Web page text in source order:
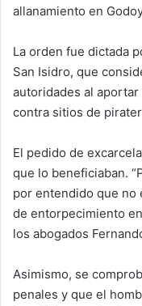
allanamiento en
La orden fue dictada
San Isidro, que
autoridades al
contra sitios de
El pedido de
que lo beneficiaban.
por entendido que no
de entorpecimiento
los abogados
Asimismo, se
penales y que el